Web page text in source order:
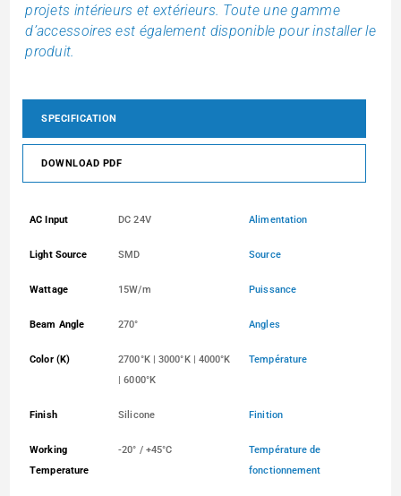
projets intérieurs et extérieurs. Toute une gamme
d’accessoires est également disponible pour installer le
produit.
SPECIFICATION
DOWNLOAD PDF
AC Input DC 24V Alimentation
Light Source SMD Source
Wattage 15W/m Puissance
Beam Angle 270° Angles
Color (K)
2700°K | 3000°K | 4000°K
| 6000°K
Température
Finish Silicone Finition
Working
Temperature
-20° / +45°C
Température de
fonctionnement